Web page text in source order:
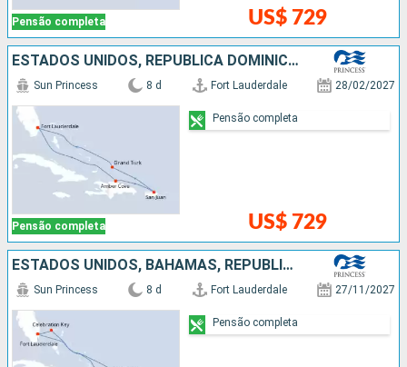
Pensão completa US$ 729
ESTADOS UNIDOS, REPUBLICA DOMINICANA, PORTO RICO
Pensão completa
Sun Princess 8 d Fort Lauderdale 28/02/2027
US$ 729
Pensão completa
ESTADOS UNIDOS, BAHAMAS, REPUBLICA DOMINICANA, PORTO RICO
Sun Princess 8 d Fort Lauderdale 27/11/2027
Pensão completa